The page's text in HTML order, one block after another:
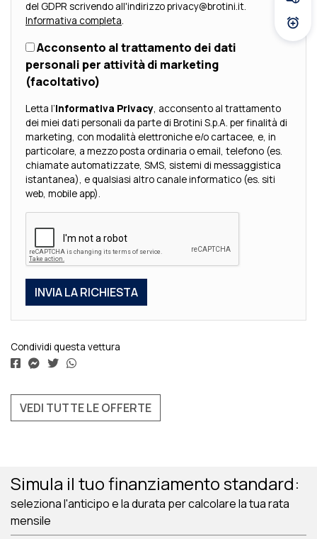
del GDPR scrivendo all'indirizzo privacy@brotini.it.
Informativa completa.
Acconsento al trattamento dei dati
personali per attività di marketing
(facoltativo)
Letta l’Informativa Privacy, acconsento al trattamento
dei miei dati personali da parte di Brotini S.p.A. per finalità di
marketing, con modalità elettroniche e/o cartacee, e, in
particolare, a mezzo posta ordinaria o email, telefono (es.
chiamate automatizzate, SMS, sistemi di messaggistica
istantanea), e qualsiasi altro canale informatico (es. siti
web, mobile app).
Condividi questa vettura
VEDI TUTTE LE OFFERTE
Simula il tuo finanziamento standard:
seleziona l'anticipo e la durata per calcolare la tua rata
mensile